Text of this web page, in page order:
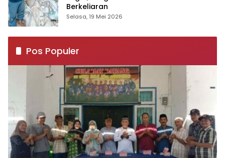
Berkeliaran
Selasa, 19 Mei 2026
Pos Populer